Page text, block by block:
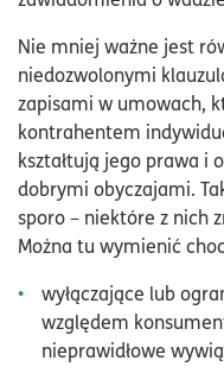
Nie mniej ważne jest
niedozwolonymi
zapisami w umowach,
kontrahentem
kształtują jego prawa i
dobrymi obyczajami.
sporo – niektóre z nich
Można tu wymienić
wyłączające lub
względem
nieprawidłowe